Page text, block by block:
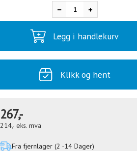
Legg i handlekurv
Klikk og hent
267,-
214,- eks. mva
Fra fjernlager (2 -14 Dager)